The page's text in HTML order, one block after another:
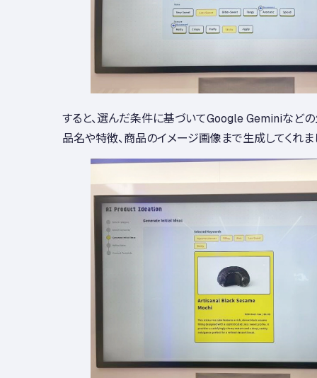
すると、選んだ条件に基づいてGoogle Geminiなど
品名や特徴、商品のイメージ画像まで生成してくれま